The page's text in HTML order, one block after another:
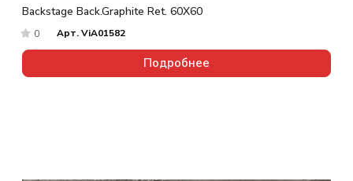
Backstage Back.Graphite Ret. 60X60
0 Арт.ViA01582
Подробнее